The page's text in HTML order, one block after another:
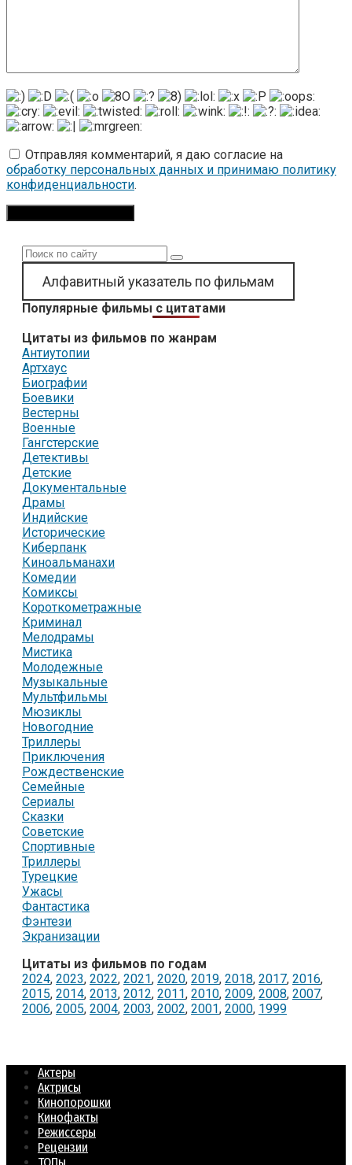
Отправляя комментарий, я даю согласие на
обработку персональных данных и принимаю политику
конфиденциальности.
Поиск:
Алфавитный указатель по фильмам
Популярные фильмы с цитатами
Цитаты из фильмов по жанрам
Антиутопии
Артхаус
Биографии
Боевики
Вестерны
Военные
Гангстерские
Детективы
Детские
Документальные
Драмы
Индийские
Исторические
Киберпанк
Киноальманахи
Комедии
Комиксы
Короткометражные
Криминал
Мелодрамы
Мистика
Молодежные
Музыкальные
Мультфильмы
Мюзиклы
Новогодние
Триллеры
Приключения
Рождественские
Семейные
Сериалы
Сказки
Советские
Спортивные
Триллеры
Турецкие
Ужасы
Фантастика
Фэнтези
Экранизации
Цитаты из фильмов по годам
2024, 2023, 2022, 2021, 2020, 2019, 2018, 2017, 2016,
2015, 2014, 2013, 2012, 2011, 2010, 2009, 2008, 2007,
2006, 2005, 2004, 2003, 2002, 2001, 2000, 1999
Актеры
Актрисы
Кинопорошки
Кинофакты
Режиссеры
Рецензии